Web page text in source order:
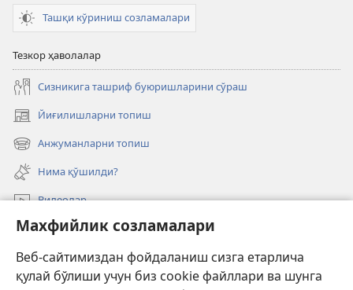
Махфийлик созламалари
Веб-сайтимиздан фойдаланиш сизга етарлича
қулай бўлиши учун биз cookie файллари ва шунга
Ташқи кўриниш созламалари
Тезкор ҳаволалар
Сизникига ташриф буюришларини сўраш
Йиғилишларни топиш
(янги
ойнада
очилади)
Анжуманларни топиш
(янги
ойнада
очилади)
Нима қўшилди?
Видеолар
Излаш
Давлат амалдорлари учун маълумот
Ёрдам